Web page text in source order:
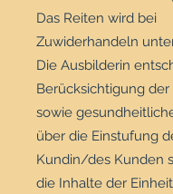
Das Reiten wird bei
Zuwiderhandeln
Die Ausbilderin
Berücksichtigung
sowie
über die Einstufung
Kundin/des Kunden
die Inhalte der